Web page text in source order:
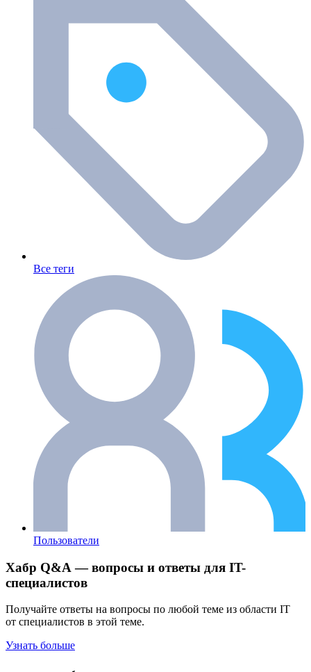
Все теги
Пользователи
Хабр Q&A — вопросы и ответы для IT-
специалистов
Получайте ответы на вопросы по любой теме из области IT
от специалистов в этой теме.
Узнать больше